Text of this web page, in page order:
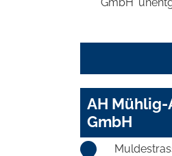
AH Mühlig-
GmbH